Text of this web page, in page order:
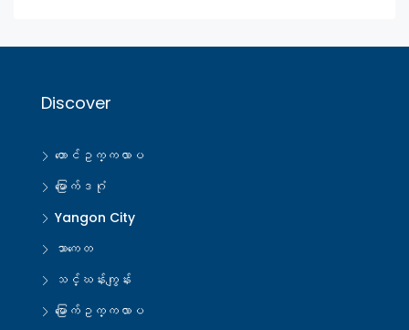
Discover
တောင်ဥက္ကလာပ
မြောက်ဒဂုံ
Yangon City
သာကေတ
သင်္ဃန်းကျွန်း
မြောက်ဥက္ကလာပ